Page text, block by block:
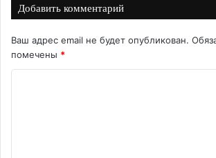
Добавить комментарий
Ваш адрес email не будет опубликован.
помечены *